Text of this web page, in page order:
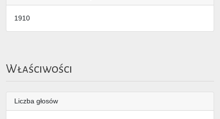
1910
Właściwości
Liczba głosów